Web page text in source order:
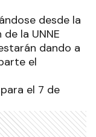
desde la
la UNNE
dando a
el
el 7 de